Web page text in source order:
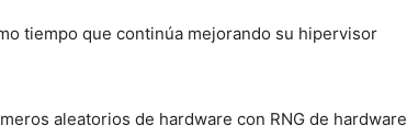
tiempo que continúa mejorando su hipervisor
aleatorios de hardware con RNG de hardware